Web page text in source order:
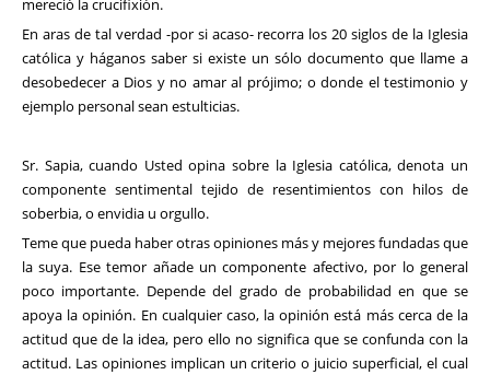
mereció la crucifixión.
En aras de tal verdad -por si acaso- recorra los 20 siglos de la Iglesia
católica y háganos saber si existe un sólo documento que llame a
desobedecer a Dios y no amar al prójimo; o donde el testimonio y
ejemplo personal sean estulticias.
Sr. Sapia, cuando Usted opina sobre la Iglesia católica, denota un
componente sentimental tejido de resentimientos con hilos de
soberbia, o envidia u orgullo.
Teme que pueda haber otras opiniones más y mejores fundadas que
la suya. Ese temor añade un componente afectivo, por lo general
poco importante. Depende del grado de probabilidad en que se
apoya la opinión. En cualquier caso, la opinión está más cerca de la
actitud que de la idea, pero ello no significa que se confunda con la
actitud. Las opiniones implican un criterio o juicio superficial, el cual